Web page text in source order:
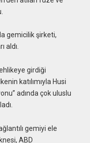
gemicilik şirketi,
aldı.
girdiği
katılımıyla Husi
adında çok uluslu
gemiyi ele
ABD